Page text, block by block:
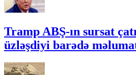
Tramp ABŞ-ın sursat
üzləşdiyi barədə